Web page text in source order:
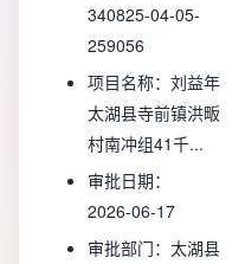
340825-04-05-
259056
项目名称： 刘益年
太湖县寺前镇洪畈
村南冲组41千...
审批日期：
2026-06-17
审批部门： 太湖县